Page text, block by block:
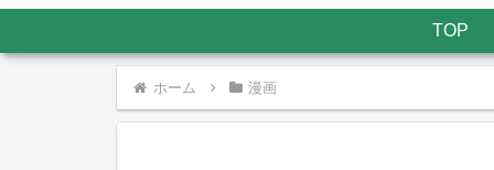
TOP
ホーム 漫画